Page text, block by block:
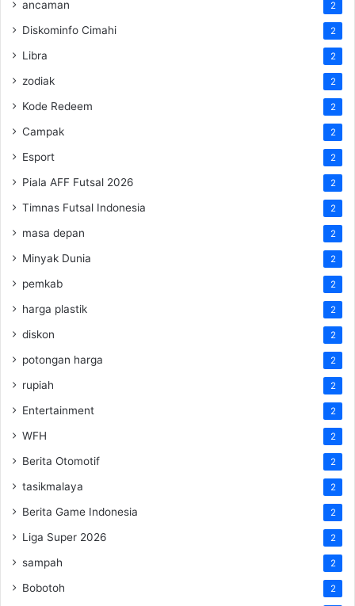
ancaman 2
Diskominfo Cimahi 2
Libra 2
zodiak 2
Kode Redeem 2
Campak 2
Esport 2
Piala AFF Futsal 2026 2
Timnas Futsal Indonesia 2
masa depan 2
Minyak Dunia 2
pemkab 2
harga plastik 2
diskon 2
potongan harga 2
rupiah 2
Entertainment 2
WFH 2
Berita Otomotif 2
tasikmalaya 2
Berita Game Indonesia 2
Liga Super 2026 2
sampah 2
Bobotoh 2